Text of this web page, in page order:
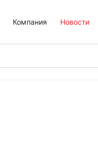
Компания Новости